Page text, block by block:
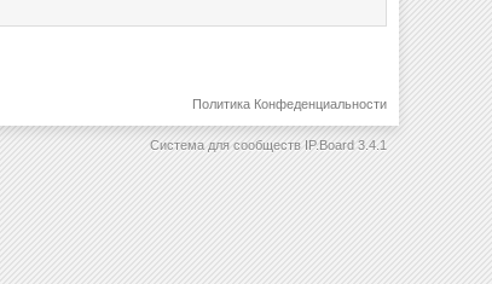
Политика Конфеденциальности
Система для сообществ IP.Board 3.4.1